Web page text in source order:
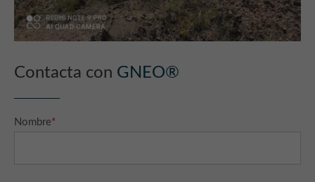
Contacta con GNEO®
Nombre*